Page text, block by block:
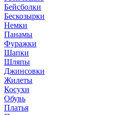
Бейсболки
Бескозырки
Немки
Панамы
Фуражки
Шапки
Шляпы
Джинсовки
Жилеты
Косухи
Обувь
Платья